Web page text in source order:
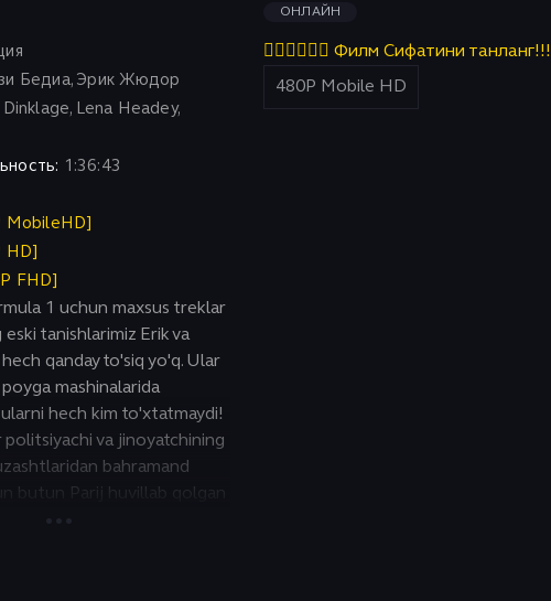
Бедиа, Эрик Жюдор
Lena Headey,
1:36:43
MobileHD]
HD]
FHD]
1 uchun maxsus treklar
eski tanishlarimiz Erik va
hech qanday to'siq yo'q. Ular
mashinalarida
hech kim to'xtatmaydi!
politsiyachi va jinoyatchining
bahramand
butun Parij huvillab qolgan
ОНЛАЙН
👇🏻👇🏻👇🏻 Филм Сифатини танланг!!!